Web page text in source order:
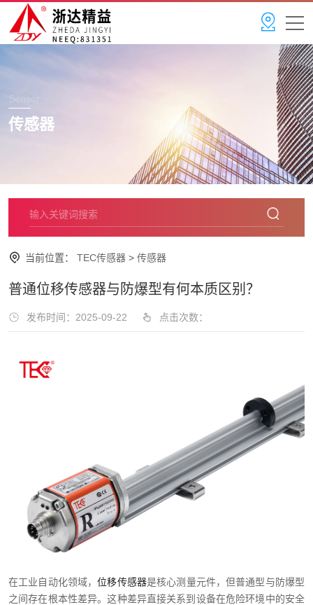
Sensor
传感器
当前位置： TEC传感器 > 传感器
普通位移传感器与防爆型有何本质区别？
发布时间：2025-09-22 点击次数：
在工业自动化领域，位移传感器是核心测量元件，但普通型与防爆型
之间存在根本性差异。这种差异直接关系到设备在危险环境中的安全